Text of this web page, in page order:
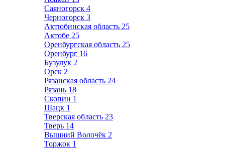
Саяногорск 4
Черногорск 3
Актюбинская область 25
Актобе 25
Оренбургская область 25
Оренбург 16
Бузулук 2
Орск 2
Рязанская область 24
Рязань 18
Скопин 1
Шацк 1
Тверская область 23
Тверь 14
Вышний Волочёк 2
Торжок 1